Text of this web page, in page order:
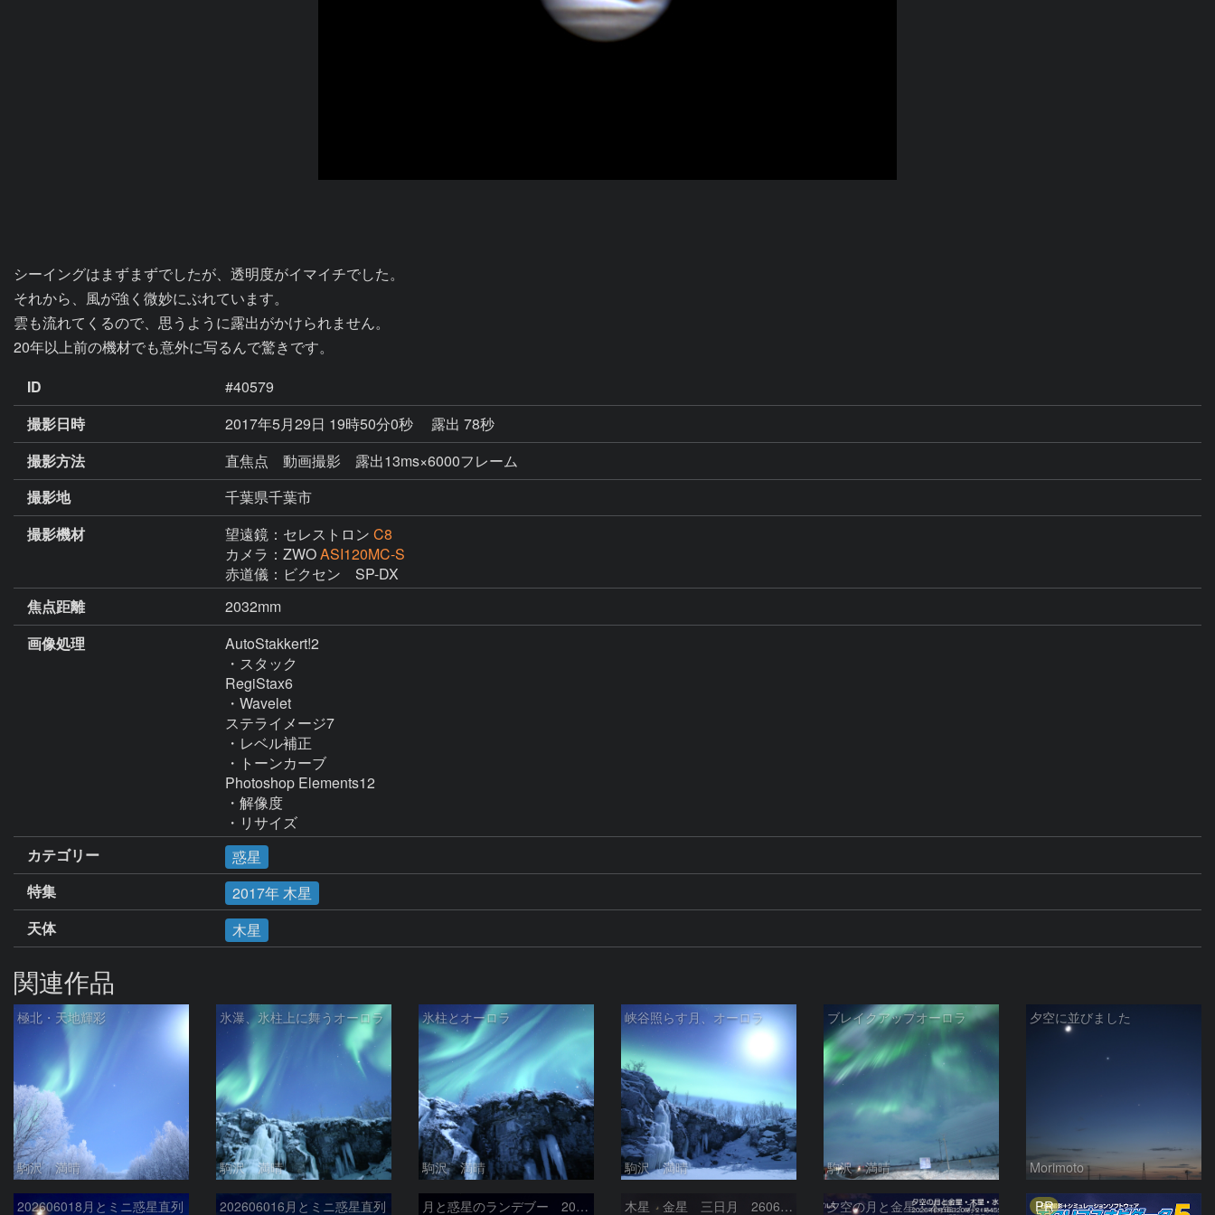
シーイングはまずまずでしたが、透明度がイマイチでした。
それから、風が強く微妙にぶれています。
雲も流れてくるので、思うように露出がかけられません。
20年以上前の機材でも意外に写るんで驚きです。
ID
#40579
撮影日時
2017年5月29日 19時50分0秒
露出 78秒
撮影方法
直焦点 動画撮影 露出13ms×6000フレーム
撮影地
千葉県千葉市
撮影機材
望遠鏡：セレストロン C8
カメラ：ZWOASI120MC-S
赤道儀：ビクセン　SP-DX
焦点距離
2032mm
画像処理
AutoStakkert!2
・スタック
RegiStax6
・Wavelet
ステライメージ7
・レベル補正
・トーンカーブ
Photoshop Elements12
・解像度
・リサイズ
カテゴリー
惑星
特集
2017年 木星
天体
木星
関連作品
極北・天地輝彩
駒沢 満晴
氷瀑、氷柱上に舞うオーロラ
駒沢 満晴
氷柱とオーロラ
駒沢 満晴
峡谷照らす月、オーロラ
駒沢 満晴
ブレイクアップオーロラ
駒沢 満晴
夕空に並びました
Morimoto
202606018月とミニ惑星直列 202606016月とミニ惑星直列 月と惑星のランデブー 2026/06/19 木星 金星 三日月 260618 夕空の月と金星・木星・水星の接近 2026/6/18 PR